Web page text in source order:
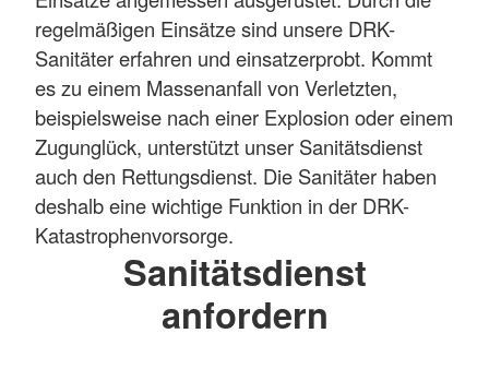
regelmäßigen Einsätze sind unsere DRK-
Sanitäter erfahren und einsatzerprobt. Kommt
es zu einem Massenanfall von Verletzten,
beispielsweise nach einer Explosion oder einem
Zugunglück, unterstützt unser Sanitätsdienst
auch den Rettungsdienst. Die Sanitäter haben
deshalb eine wichtige Funktion in der DRK-
Katastrophenvorsorge.
Sanitätsdienst
anfordern